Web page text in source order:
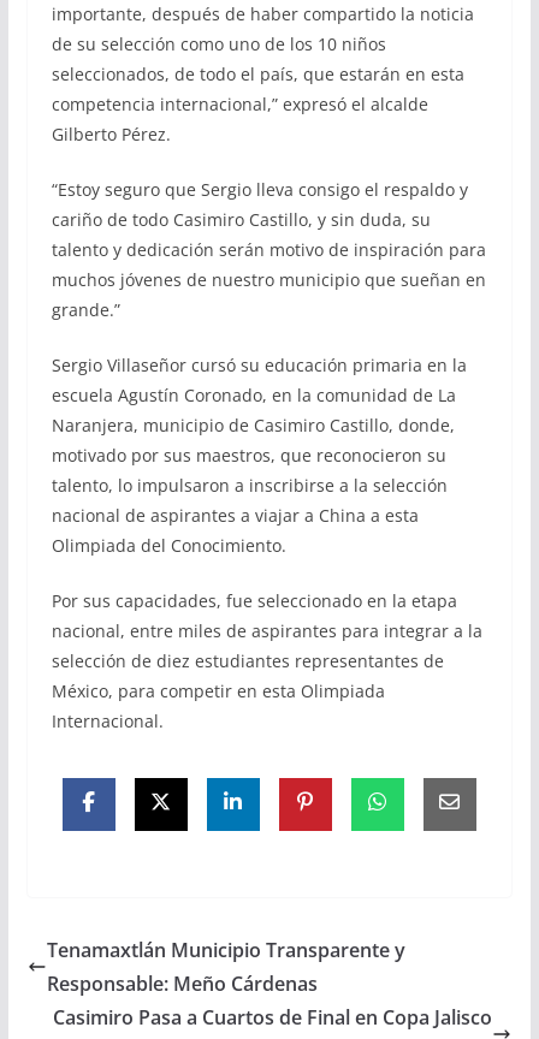
importante, después de haber compartido la noticia
de su selección como uno de los 10 niños
seleccionados, de todo el país, que estarán en esta
competencia internacional,” expresó el alcalde
Gilberto Pérez.
“Estoy seguro que Sergio lleva consigo el respaldo y
cariño de todo Casimiro Castillo, y sin duda, su
talento y dedicación serán motivo de inspiración para
muchos jóvenes de nuestro municipio que sueñan en
grande.”
Sergio Villaseñor cursó su educación primaria en la
escuela Agustín Coronado, en la comunidad de La
Naranjera, municipio de Casimiro Castillo, donde,
motivado por sus maestros, que reconocieron su
talento, lo impulsaron a inscribirse a la selección
nacional de aspirantes a viajar a China a esta
Olimpiada del Conocimiento.
Por sus capacidades, fue seleccionado en la etapa
nacional, entre miles de aspirantes para integrar a la
selección de diez estudiantes representantes de
México, para competir en esta Olimpiada
Internacional.
Tenamaxtlán Municipio Transparente y
Responsable: Meño Cárdenas
Casimiro Pasa a Cuartos de Final en Copa Jalisco